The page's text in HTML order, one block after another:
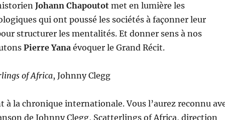
Johann Chapoutotmet en lumière les
qui ont poussé les sociétés à façonner leur
structurer les mentalités. Et donner sens à nos
Pierre Yanaévoquer le Grand Récit.
of Africa, Johnny Clegg
à la chronique internationale. Vous l’aurez reconnu
de Johnny Clegg, Scatterlings of Africa, direction